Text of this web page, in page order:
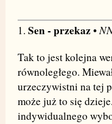
1. Sen - przekaz•
Tak to jest kolejna
równoległego.
urzeczywistni na tej
może już to się
indywidualnego